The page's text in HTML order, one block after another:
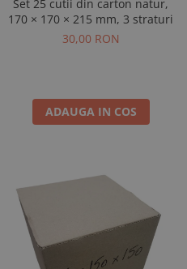
Set 25 cutii din carton natur,
170 × 170 × 215 mm, 3 straturi
30,00 RON
ADAUGA IN COS